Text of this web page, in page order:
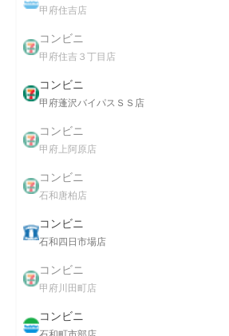
甲府住吉店
コンビニ
甲府住吉３丁目店
コンビニ
甲府蓬沢バイパスＳＳ店
コンビニ
甲府上阿原店
コンビニ
石和唐柏店
コンビニ
石和四日市場店
コンビニ
甲府川田町店
コンビニ